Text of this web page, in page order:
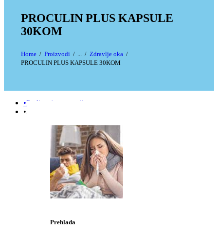
PROCULIN PLUS KAPSULE
30KOM
Home Proizvodi
Zdravlje oka
PROCULIN PLUS KAPSULE 30KOM
•Podizanje e-terapije
•Prehlada | Imunitet
Prehlada